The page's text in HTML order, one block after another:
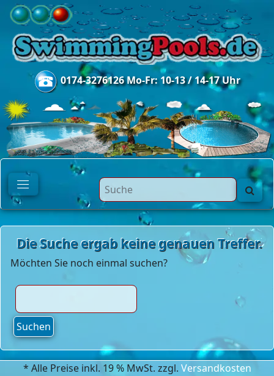
0174-3276126 Mo-Fr: 10-13 / 14-17 Uhr
Die Suche ergab keine genauen Treffer.
Möchten Sie noch einmal suchen?
Suchen
* Alle Preise inkl. 19 % MwSt. zzgl. Versandkosten